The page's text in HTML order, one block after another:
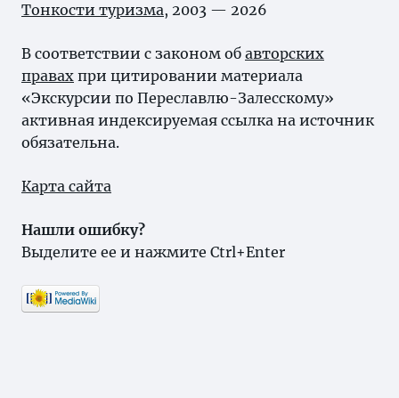
Тонкости туризма, 2003 — 2026
В соответствии с законом об авторских
правах при цитировании материала
«Экскурсии по Переславлю-Залесскому»
активная индексируемая ссылка на источник
обязательна.
Карта сайта
Нашли ошибку?
Выделите ее и нажмите Ctrl+Enter